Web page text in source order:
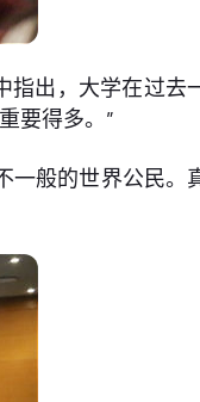
指出，大学在过去
要得多。”
一般的世界公民。